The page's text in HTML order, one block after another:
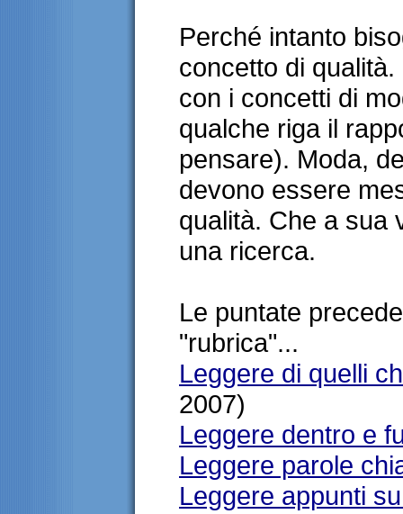
Perché intanto
concetto di
con i concetti di
qualche riga il
pensare). Moda,
devono essere
qualità. Che a sua
una ricerca.
Le puntate
"rubrica"...
Leggere di quelli
2007)
Leggere dentro e
Leggere parole
Leggere appunti